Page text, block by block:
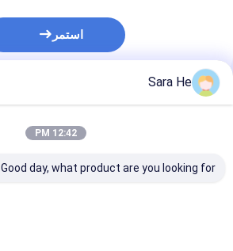
استمر
المنتجات الموصى بها
Sara He
12:42 PM
Good day, what product are you looking for?